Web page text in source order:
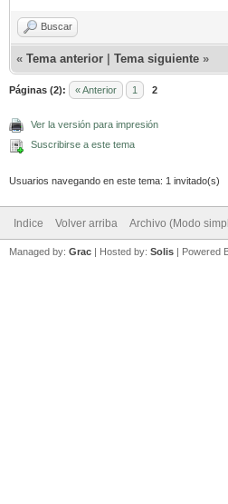
Buscar
« Tema anterior Tema siguiente »
Páginas (2): « Anterior 1 2
Ver la versión para impresión
Suscribirse a este tema
Usuarios navegando en este tema: 1 invitado(s)
Indice Volver arriba Archivo (Modo
Managed by: Grac | Hosted by: Solis | Powered